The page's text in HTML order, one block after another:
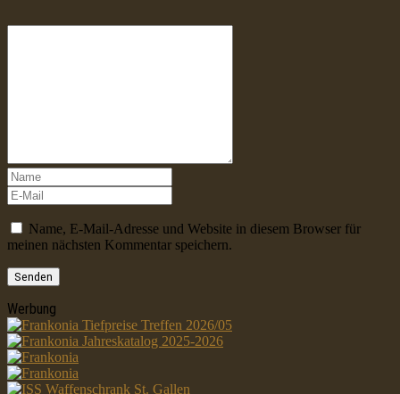
Name, E-Mail-Adresse und Website in diesem Browser für
meinen nächsten Kommentar speichern.
Werbung